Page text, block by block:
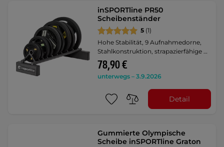
inSPORTline PR50
Scheibenständer
5 (1)
Hohe Stabilität, 9 Aufnahmedorne,
Stahlkonstruktion, strapazierfähige …
78,90 €
unterwegs – 3.9.2026
Detail
Gummierte Olympische
Scheibe inSPORTline Graton